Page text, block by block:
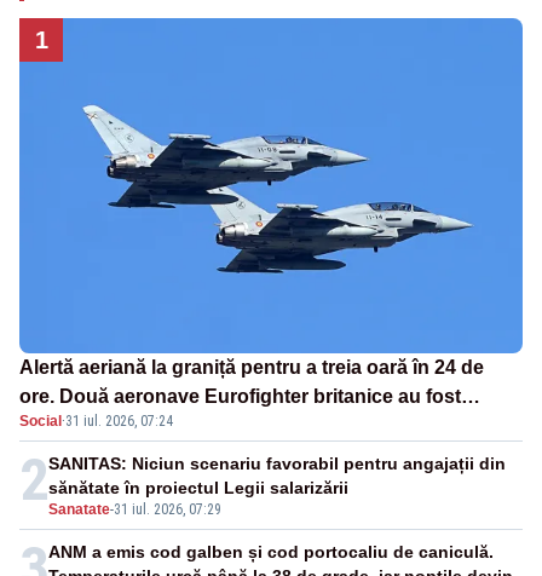
1
Alertă aeriană la graniță pentru a treia oară în 24 de
ore. Două aeronave Eurofighter britanice au fost
ridicate de la sol
Social ·31 iul. 2026, 07:24
2Sanatate-31 iul. 2026, 07:29
SANITAS: Niciun scenariu favorabil pentru angajații din
sănătate în proiectul Legii salarizării
ANM a emis cod galben și cod portocaliu de caniculă.